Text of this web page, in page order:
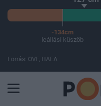
-134cm
leállási küszöb
Forrás: OVF, HAEA